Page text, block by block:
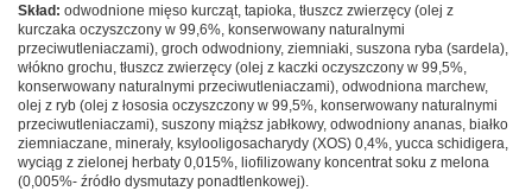
Skład: odwodnione mięso kurcząt, tapioka, tłuszcz zwierzęcy (olej z
kurczaka oczyszczony w 99,6%, konserwowany naturalnymi
przeciwutleniaczami), groch odwodniony, ziemniaki, suszona ryba (sardela),
włókno grochu, tłuszcz zwierzęcy (olej z kaczki oczyszczony w 99,5%,
konserwowany naturalnymi przeciwutleniaczami), odwodniona marchew,
olej z ryb (olej z łososia oczyszczony w 99,5%, konserwowany naturalnymi
przeciwutleniaczami), suszony miąższ jabłkowy, odwodniony ananas, białko
ziemniaczane, minerały, ksylooligosacharydy (XOS) 0,4%, yucca schidigera,
wyciąg z zielonej herbaty 0,015%, liofilizowany koncentrat soku z melona
(0,005%- źródło dysmutazy ponadtlenkowej).